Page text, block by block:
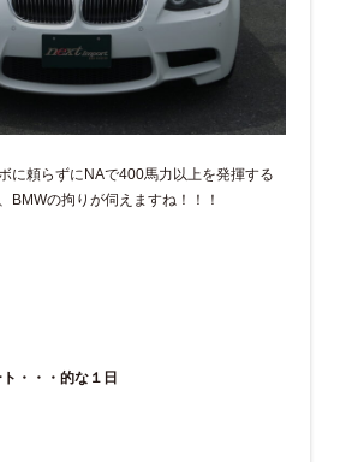
に頼らずにNAで400馬力以上を発揮する
BMWの拘りが伺えますね！！！